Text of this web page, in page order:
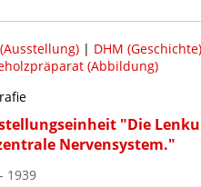
| DHM (Geschichte)
(Abbildung)
"Die
Nervensystem."
1939